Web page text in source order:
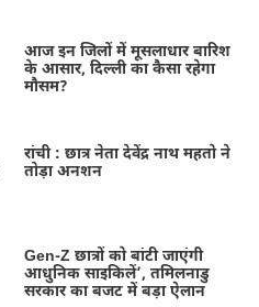
आज इन जिलों में मूसलाधार बारिश
के आसार, दिल्ली का कैसा रहेगा
मौसम?
रांची : छात्र नेता देवेंद्र नाथ महतो ने
तोड़ा अनशन
Gen-Z छात्रों को बांटी जाएंगी
आधुनिक साइकिलें’, तमिलनाडु
सरकार का बजट में बड़ा ऐलान